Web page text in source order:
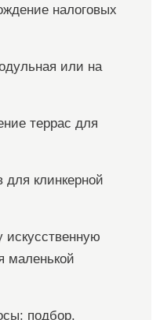
налоговых
или на
террас для
для клинкерной
искусственную
маленькой
подбор,